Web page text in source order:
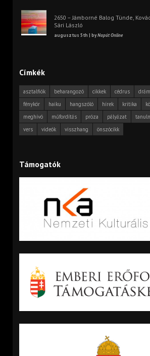
2650 – Jámborné Balog Tünde,
Sári László
augusztus 5th | byNapút Online
Címkék
asztalfiók beharangozó cikkek cédrus
fénykör
haiku hangszóló hírek kritika
meghívó
műfordítás próza pályázat
vers
videók visszhang önszócikk
Támogatók